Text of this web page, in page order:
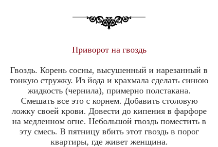
Приворот на гвоздь
Гвоздь. Корень сосны, высушенный и нарезанный в
тонкую стружку. Из йода и крахмала сделать синюю
жидкость (чернила), примерно полстакана.
Смешать все это с корнем. Добавить столовую
ложку своей крови. Довести до кипения в фарфоре
на медленном огне. Небольшой гвоздь поместить в
эту смесь. В пятницу вбить этот гвоздь в порог
квартиры, где живет женщина.